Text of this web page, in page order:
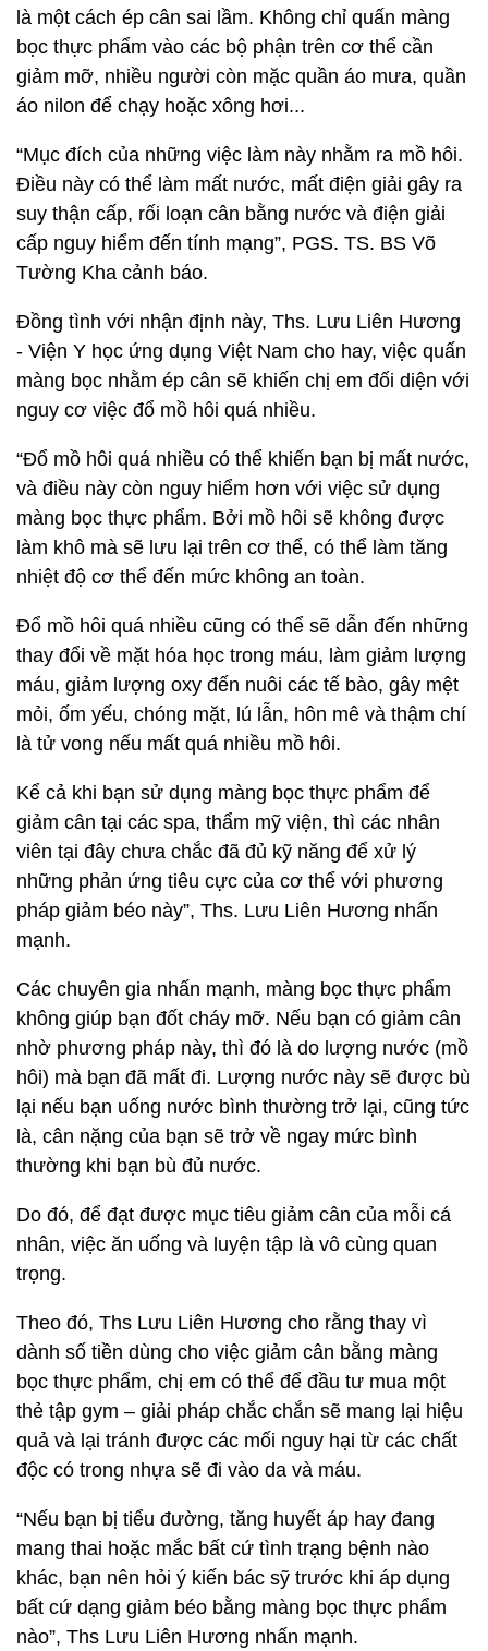
là một cách ép cân sai lầm. Không chỉ quấn màng
bọc thực phẩm vào các bộ phận trên cơ thể cần
giảm mỡ, nhiều người còn mặc quần áo mưa, quần
áo nilon để chạy hoặc xông hơi...
“Mục đích của những việc làm này nhằm ra mồ hôi.
Điều này có thể làm mất nước, mất điện giải gây ra
suy thận cấp, rối loạn cân bằng nước và điện giải
cấp nguy hiểm đến tính mạng”, PGS. TS. BS Võ
Tường Kha cảnh báo.
Đồng tình với nhận định này, Ths. Lưu Liên Hương
- Viện Y học ứng dụng Việt Nam cho hay, việc quấn
màng bọc nhằm ép cân sẽ khiến chị em đối diện với
nguy cơ việc đổ mồ hôi quá nhiều.
“Đổ mồ hôi quá nhiều có thể khiến bạn bị mất nước,
và điều này còn nguy hiểm hơn với việc sử dụng
màng bọc thực phẩm. Bởi mồ hôi sẽ không được
làm khô mà sẽ lưu lại trên cơ thể, có thể làm tăng
nhiệt độ cơ thể đến mức không an toàn.
Đổ mồ hôi quá nhiều cũng có thể sẽ dẫn đến những
thay đổi về mặt hóa học trong máu, làm giảm lượng
máu, giảm lượng oxy đến nuôi các tế bào, gây mệt
mỏi, ốm yếu, chóng mặt, lú lẫn, hôn mê và thậm chí
là tử vong nếu mất quá nhiều mồ hôi.
Kể cả khi bạn sử dụng màng bọc thực phẩm để
giảm cân tại các spa, thẩm mỹ viện, thì các nhân
viên tại đây chưa chắc đã đủ kỹ năng để xử lý
những phản ứng tiêu cực của cơ thể với phương
pháp giảm béo này”, Ths. Lưu Liên Hương nhấn
mạnh.
Các chuyên gia nhấn mạnh, màng bọc thực phẩm
không giúp bạn đốt cháy mỡ. Nếu bạn có giảm cân
nhờ phương pháp này, thì đó là do lượng nước (mồ
hôi) mà bạn đã mất đi. Lượng nước này sẽ được bù
lại nếu bạn uống nước bình thường trở lại, cũng tức
là, cân nặng của bạn sẽ trở về ngay mức bình
thường khi bạn bù đủ nước.
Do đó, để đạt được mục tiêu giảm cân của mỗi cá
nhân, việc ăn uống và luyện tập là vô cùng quan
trọng.
Theo đó, Ths Lưu Liên Hương cho rằng thay vì
dành số tiền dùng cho việc giảm cân bằng màng
bọc thực phẩm, chị em có thể để đầu tư mua một
thẻ tập gym – giải pháp chắc chắn sẽ mang lại hiệu
quả và lại tránh được các mối nguy hại từ các chất
độc có trong nhựa sẽ đi vào da và máu.
“Nếu bạn bị tiểu đường, tăng huyết áp hay đang
mang thai hoặc mắc bất cứ tình trạng bệnh nào
khác, bạn nên hỏi ý kiến bác sỹ trước khi áp dụng
bất cứ dạng giảm béo bằng màng bọc thực phẩm
nào”, Ths Lưu Liên Hương nhấn mạnh.